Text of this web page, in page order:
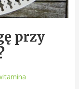
przy